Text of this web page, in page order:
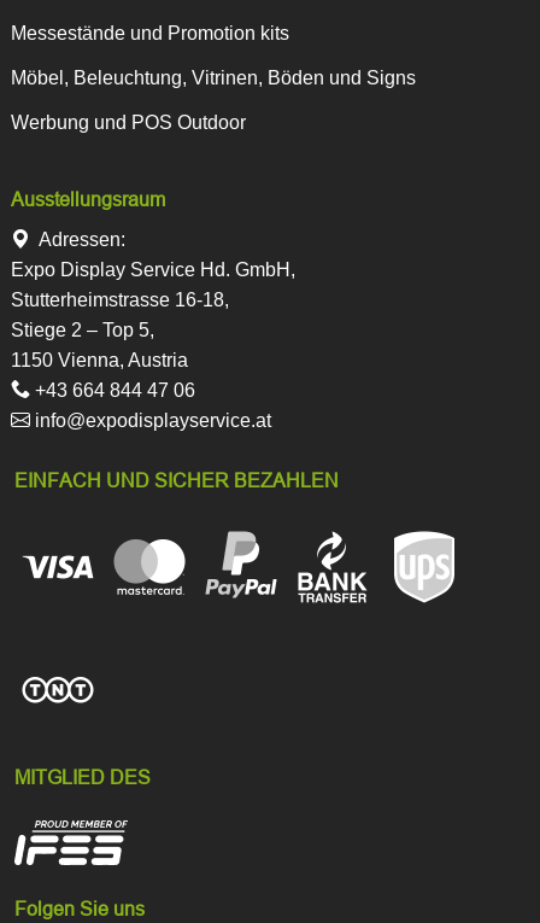
Messestände und Promotion kits
Möbel, Beleuchtung, Vitrinen, Böden und Signs
Werbung und POS Outdoor
Ausstellungsraum
Adressen:
Expo Display Service Hd. GmbH,
Stutterheimstrasse 16-18,
Stiege 2 – Top 5,
1150 Vienna, Austria
+43 664 844 47 06
info@expodisplayservice.at
EINFACH UND SICHER BEZAHLEN
MITGLIED DES
Folgen Sie uns